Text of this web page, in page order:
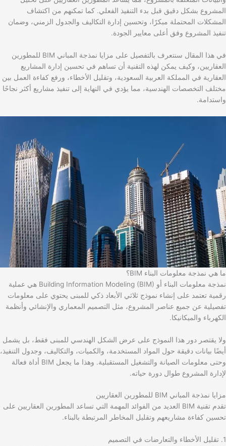
المشروع بشكل دقيق قبل بدء التنفيذ الفعلي. كما تمكنهم من اكتشاف
المشكلات المحتملة مبكرًا، وتحسين إدارة التكاليف والجدول الزمني، وضمان
تنفيذ المشروع وفق أعلى معايير الجودة.
في هذا المقال سنتعرف بالتفصيل على مزايا نمذجة المباني BIM للمطورين
العقاريين، وكيف يمكن لهذه التقنية أن تساهم في تحسين إدارة المشاريع
العقارية في المملكة العربية السعودية، وتقليل الأخطاء، ورفع كفاءة العمل بين
مختلف التخصصات الهندسية، مما يؤدي في النهاية إلى تنفيذ مشاريع أكثر نجاحًا
واستدامة.
ما هي نمذجة معلومات البناء BIM؟
نمذجة معلومات البناء أو Building Information Modeling (BIM) هي عملية
رقمية تعتمد على إنشاء نموذج ثلاثي الأبعاد ذكي للمبنى يحتوي على معلومات
تفصيلية عن جميع عناصر المشروع، مثل التصميم المعماري والإنشائي وأنظمة
الكهرباء والميكانيكا.
ولا يقتصر دور هذا النموذج على عرض الشكل الهندسي للمبنى فقط، بل يشمل
أيضًا بيانات دقيقة حول المواد المستخدمة، والكميات، والتكاليف، وجدول التنفيذ،
وحتى معلومات الصيانة والتشغيل المستقبلية. وهذا ما يجعل BIM أداة فعالة
لإدارة المشروع طوال دورة حياته.
مزايا نمذجة المباني BIM للمطورين العقاريين
تقدم تقنية BIM العديد من الفوائد المهمة التي تساعد المطورين العقاريين على
تحسين كفاءة مشاريعهم وتقليل المخاطر المرتبطة بالبناء.
1. تقليل الأخطاء والتعارضات في التصميم